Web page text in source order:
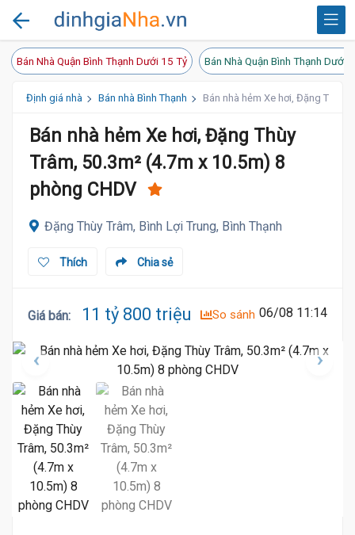
Bán Nhà Quận Bình Thạnh Dưới 15 Tỷ Bán Nhà Quận Bình Thạnh Dưới
Định giá nhà Bán nhà Bình Thạnh Bán nhà hẻm Xe hơi, Đặng Thùy
Bán nhà hẻm Xe hơi, Đặng Thùy
Trâm, 50.3m² (4.7m x 10.5m) 8
phòng CHDV
Đặng Thùy Trâm, Bình Lợi Trung, Bình Thạnh
Chia sẻ
Thích
Giá bán: 11 tỷ 800 triệu So sánh 06/08 11:14